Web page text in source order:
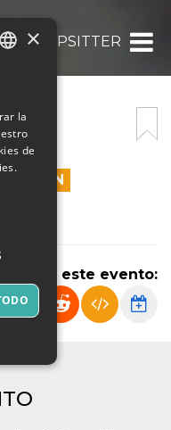
TRIPSITTER
este evento:
SPANISH
×
la
de